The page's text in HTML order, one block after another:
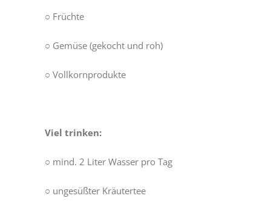
○ Früchte
○ Gemüse (gekocht und roh)
○ Vollkornprodukte
Viel trinken:
○ mind. 2 Liter Wasser pro Tag
○ ungesüßter Kräutertee